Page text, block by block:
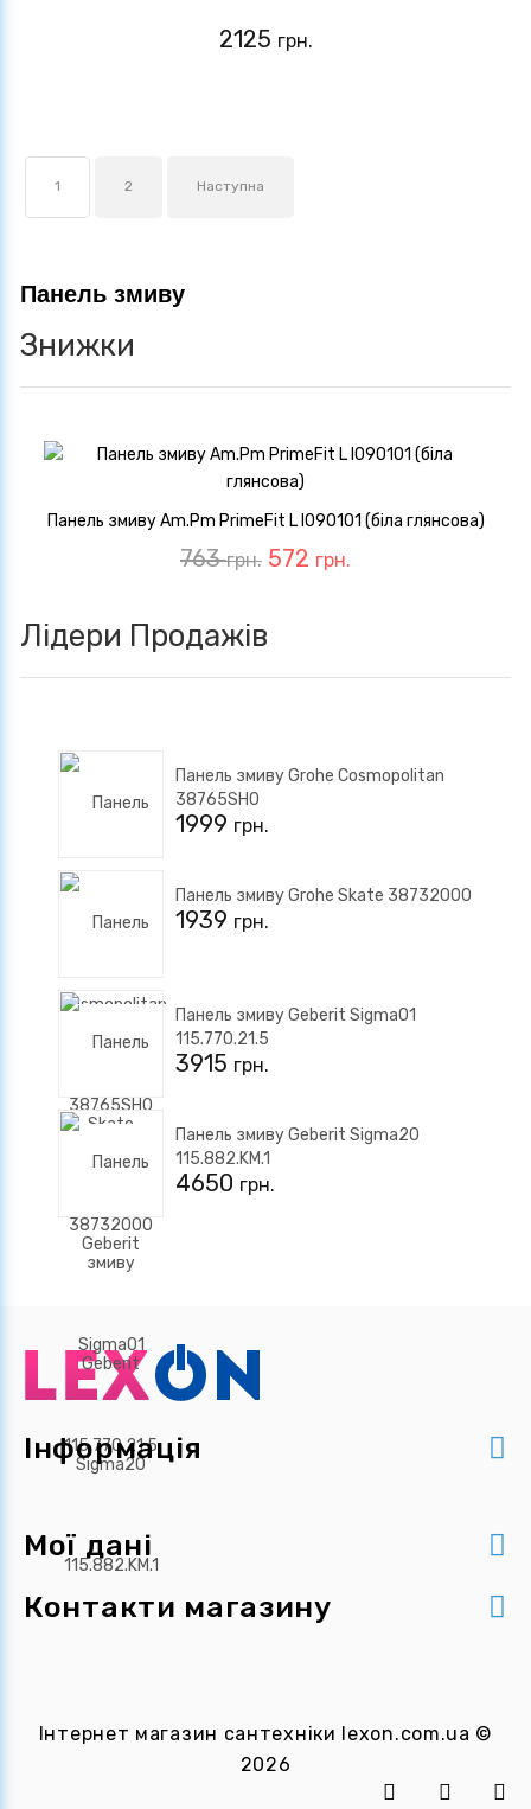
2125 грн.
1 2 Наступна
Панель змиву
Знижки
Панель змиву Am.Pm PrimeFit L I090101 (біла глянсова)
763грн. 572 грн.
Лідери Продажів
Панель змиву Grohe Cosmopolitan
38765SH0
1999 грн.
Панель змиву Grohe Skate 38732000
1939 грн.
Панель змиву Geberit Sigma01
115.770.21.5
3915 грн.
Панель змиву Geberit Sigma20
115.882.KM.1
4650 грн.
Інформація
Мої дані
Контакти магазину
Інтернет магазин сантехніки lexon.com.ua ©
2026